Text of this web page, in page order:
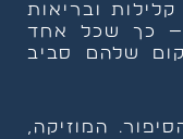
ובריאות
— כך שכל אחד
שלהם סביב
המוזיקה,